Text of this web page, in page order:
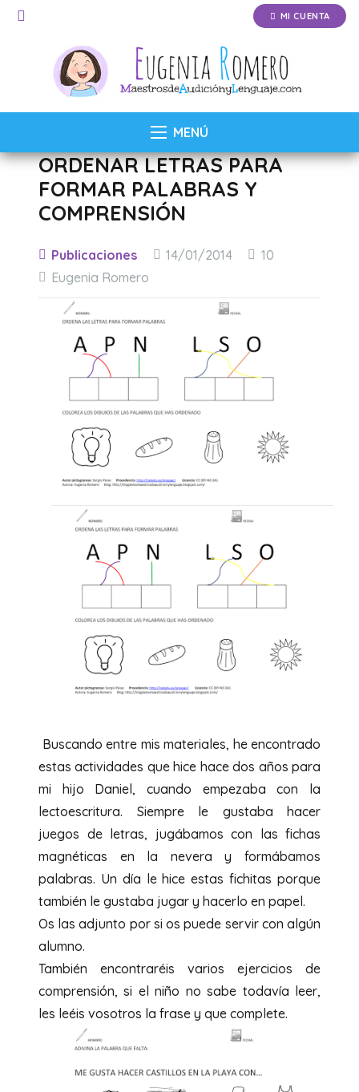
MI CUENTA
MENÚ
ORDENAR LETRAS PARA
FORMAR PALABRAS Y
COMPRENSIÓN
Publicaciones 14/01/2014 10Comentarios
Eugenia Romero
Buscando entre mis materiales, he encontrado
estas actividades que hice hace dos años para
mi hijo Daniel, cuando empezaba con la
lectoescritura. Siempre le gustaba hacer
juegos de letras, jugábamos con las fichas
magnéticas en la nevera y formábamos
palabras. Un día le hice estas fichitas porque
también le gustaba jugar y hacerlo en papel.
Os las adjunto por si os puede servir con algún
alumno.
También encontraréis varios ejercicios de
comprensión, si el niño no sabe todavía leer,
les leéis vosotros la frase y que complete.